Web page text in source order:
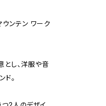
ンテン ワーク
とし、洋服や音
。